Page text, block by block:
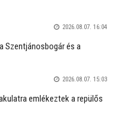
2026.08.07. 16:04
Szentjánosbogár és a
2026.08.07. 15:03
emlékeztek a repülős